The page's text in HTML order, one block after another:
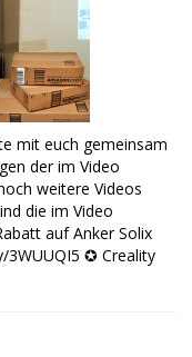
mit euch gemeinsam
der im Video
weitere Videos
die im Video
auf Anker Solix
3WUUQI5 ✪ Creality